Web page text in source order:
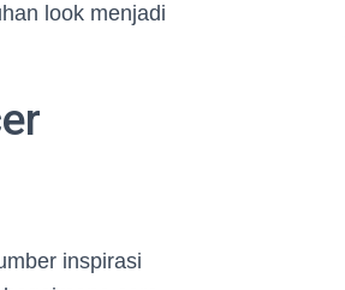
look menjadi
inspirasi